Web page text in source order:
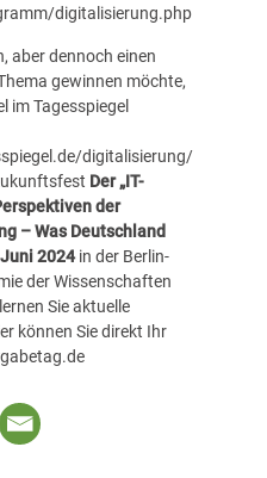
digitalisierung.php
aber dennoch einen
gewinnen möchte,
im Tagesspiegel
digitalisierung/
Der „IT-
der
– Was Deutschland
2024in der Berlin-
der Wissenschaften
Sie aktuelle
können Sie direkt Ihr